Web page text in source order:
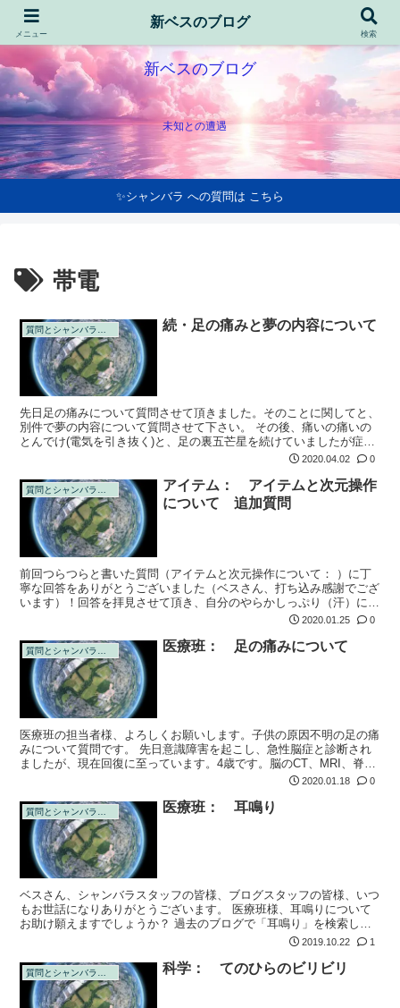
新ベスのブログ
未知との遭遇
✨シャンバラ への質問は こちら
帯電
続・足の痛みと夢の内容について
先日足の痛みについて質問させて頂きました。そのことに関してと、
別件で夢の内容について質問させて下さい。 その後、痛いの痛いの
とんでけ(電気を引き抜く)と、足の裏五芒星を続けていましたが症状
は日に日に良くなり、今は病気をする前の全く元気な頃に戻ってきた
2020.04.02 0
質問とシャンバラの回答
アイテム： アイテムと次元操作
について 追加質問
前回つらつらと書いた質問（アイテムと次元操作について： ）に丁
寧な回答をありがとうございました（ベスさん、打ち込み感謝でござ
います）！回答を拝見させて頂き、自分のやらかしっぷり（汗）に顔
から火が・・・の前に色々突っ込まねば！！と再度質問させて頂きま
2020.01.25 0
質問とシャンバラの回答 医療班： 足の痛みについて
医療班の担当者様、よろしくお願いします。子供の原因不明の足の痛
みについて質問です。 先日意識障害を起こし、急性脳症と診断され
ましたが、現在回復に至っています。4歳です。脳のCT、MRI、脊髄
のMRI、髄液検査全て異常無しでした。とても有難いことだと感謝し
2020.01.18 0
質問とシャンバラの回答 医療班： 耳鳴り
ベスさん、シャンバラスタッフの皆様、ブログスタッフの皆様、いつ
もお世話になりありがとうございます。 医療班様、耳鳴りについて
お助け願えますでしょうか？ 過去のブログで「耳鳴り」を検索し、
教えてくださったもの全て試したのですが改善せず、どうしたらよい
2019.10.22 1
科学： てのひらのビリビリ
メニュー
新ベスのブログ
検索